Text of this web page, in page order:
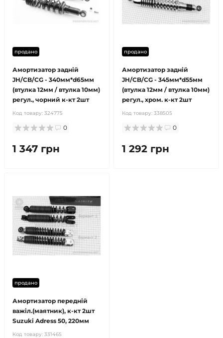
продано
Амортизатор задній
JH/CB/CG - 340мм*d65мм
(втулка 12мм / втулка 10мм)
регул., чорний к-кт 2шт
Код товару: 324775
0
1 347 грн
продано
Амортизатор задній
JH/CB/CG - 345мм*d55мм
(втулка 12мм / втулка 10мм)
регул., хром. к-кт 2шт
Код товару: 338505
0
1 292 грн
продано
Амортизатор передній
важіл.(маятник), к-кт 2шт
Suzuki Adress 50, 220мм
Код товару: 331465